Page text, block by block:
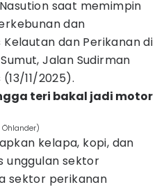
saat memimpin
dan
dan Perikanan di
Jalan Sudirman
11/2025).
teri bakal jadi motor
kelapa, kopi, dan
unggulan sektor
sektor perikanan